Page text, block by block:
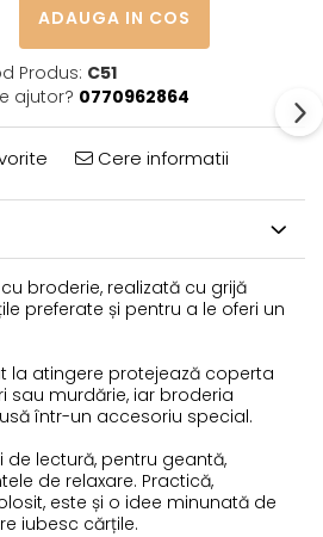
ADAUGA IN COS
Produs: C51
ajutor? 0770962864
Cere informatii
broderie, realizată cu grijă
preferate și pentru a le oferi un
la atingere protejează coperta
sau murdărie, iar broderia
într-un accesoriu special.
de lectură, pentru geantă,
de relaxare. Practică,
este și o idee minunată de
iubesc cărțile.